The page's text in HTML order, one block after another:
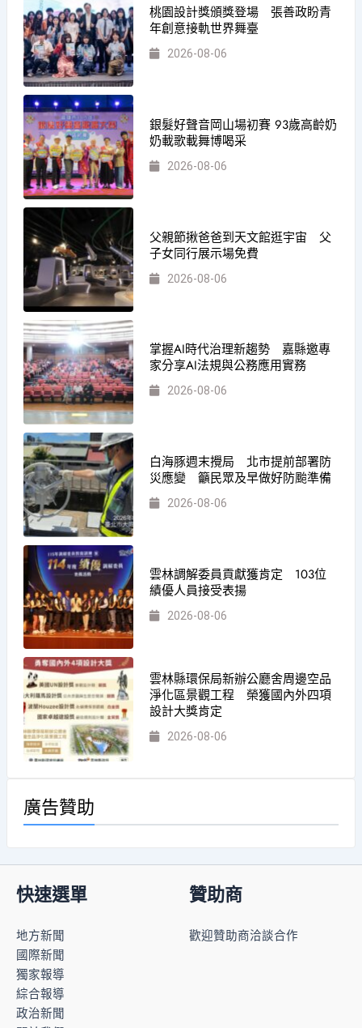
桃園設計獎頒獎登場 張善政盼青
年創意接軌世界舞臺
2026-08-06
銀髮好聲音岡山場初賽 93歲高齡奶
奶載歌載舞博喝采
2026-08-06
父親節揪爸爸到天文館逛宇宙 父
子女同行展示場免費
2026-08-06
掌握AI時代治理新趨勢 嘉縣邀專
家分享AI法規與公務應用實務
2026-08-06
白海豚週末攪局 北市提前部署防
災應變 籲民眾及早做好防颱準備
2026-08-06
雲林調解委員貢獻獲肯定 103位
績優人員接受表揚
2026-08-06
雲林縣環保局新辦公廳舍周邊空品
淨化區景觀工程 榮獲國內外四項
設計大獎肯定
2026-08-06
廣告贊助
快速選單
地方新聞
國際新聞
獨家報導
綜合報導
政治新聞
贊助商
歡迎贊助商洽談合作